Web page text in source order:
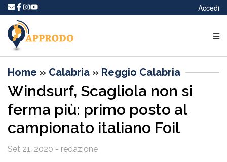
Accedi
Home » Calabria » Reggio Calabria
Windsurf, Scagliola non si
ferma più: primo posto al
campionato italiano Foil
Set 21, 2020 - redazione